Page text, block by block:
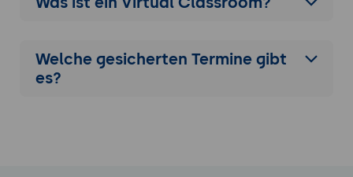
Welche gesicherten Termine gibt
es?